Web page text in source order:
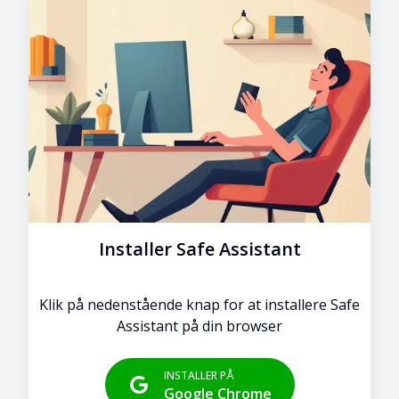
Installer Safe Assistant
Klik på nedenstående knap for at installere Safe
Assistant på din browser
INSTALLER PÅ
Google Chrome